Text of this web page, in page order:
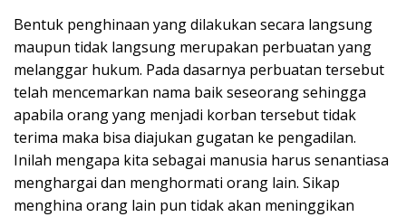
Bentuk penghinaan yang dilakukan secara langsung
maupun tidak langsung merupakan perbuatan yang
melanggar hukum. Pada dasarnya perbuatan tersebut
telah mencemarkan nama baik seseorang sehingga
apabila orang yang menjadi korban tersebut tidak
terima maka bisa diajukan gugatan ke pengadilan.
Inilah mengapa kita sebagai manusia harus senantiasa
menghargai dan menghormati orang lain. Sikap
menghina orang lain pun tidak akan meninggikan